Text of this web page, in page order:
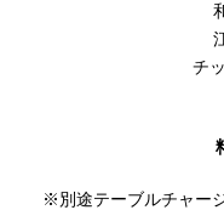
チ
※別途テーブルチャー